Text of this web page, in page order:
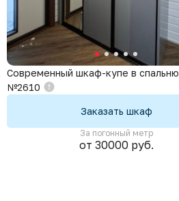
Современный шкаф-купе в спальню
№2610
Заказать шкаф
За погонный метр
от 30000 руб.